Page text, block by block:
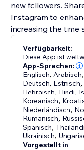
new followers.
Instagram to
increasing the time
Verfügbarkeit:
Diese App ist
App-Sprachen:
Englisch, Arabisch,
Deutsch, Estnisch,
Hebräisch, Hindi,
Koreanisch,
Niederländisch,
Rumänisch,
Spanisch,
Ukrainisch,
Vorgestellt in